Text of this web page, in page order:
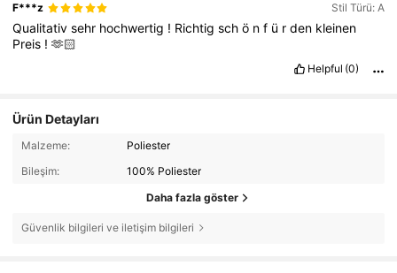
F***z Stil Türü: A
Qualitativsehr hochwertig ! Richtigschö nf ü rden kleinen
Preis !🫶🏻
Helpful (0)
Ürün Detayları
Malzeme:
Poliester
Bileşim:
100% Poliester
Daha fazla göster
Güvenlik bilgileri ve iletişim bilgileri